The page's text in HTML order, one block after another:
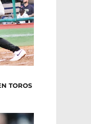
TOROS